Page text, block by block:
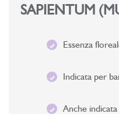
SAPIENTUM
Essenza
Indicata per
Anche